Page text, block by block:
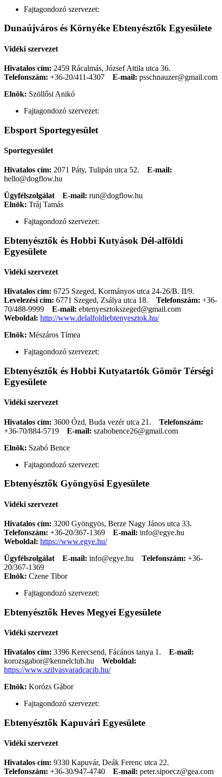
Fajtagondozó szervezet:
Dunaújváros és Környéke Ebtenyésztők Egyesülete
Vidéki szervezet
Hivatalos cím: 2459 Rácalmás, József Attila utca 36.
Telefonszám: +36-20/411-4307 E-mail: psschnauzer@gmail.com
Elnök: Szöllősi Anikó
Fajtagondozó szervezet:
Ebsport Sportegyesület
Sportegyesület
Hivatalos cím: 2071 Páty, Tulipán utca 52. E-mail:
hello@dogflow.hu
Ügyfélszolgálat
E-mail: run@dogflow.hu
Elnök: Tráj Tamás
Fajtagondozó szervezet:
Ebtenyésztők és Hobbi Kutyások Dél-alföldi
Egyesülete
Vidéki szervezet
Hivatalos cím: 6725 Szeged, Kormányos utca 24-26/B. II/9.
Levelezési cím: 6771 Szeged, Zsálya utca 18. Telefonszám: +36-
70/488-9999
E-mail: ebtenyesztokszeged@gmail.com
Weboldal: http://www.delalfoldiebtenyesztok.hu/
Elnök: Mészáros Tímea
Fajtagondozó szervezet:
Ebtenyésztők és Hobbi Kutyatartók Gömör Térségi
Egyesülete
Vidéki szervezet
Hivatalos cím: 3600 Ózd, Buda vezér utca 21. Telefonszám:
+36-70/884-5719
E-mail: szabobence26@gmail.com
Elnök: Szabó Bence
Fajtagondozó szervezet:
Ebtenyésztők Gyöngyösi Egyesülete
Vidéki szervezet
Hivatalos cím: 3200 Gyöngyös, Berze Nagy János utca 33.
Telefonszám: +36-20/367-1369 E-mail: info@egye.hu
Weboldal: https://www.egye.hu/
Ügyfélszolgálat
E-mail: info@egye.hu Telefonszám: +36-
20/367-1369
Elnök: Czene Tibor
Fajtagondozó szervezet:
Ebtenyésztők Heves Megyei Egyesülete
Vidéki szervezet
Hivatalos cím: 3396 Kerecsend, Fácános tanya 1. E-mail:
korozsgabor@kennelclub.hu
Weboldal:
https://www.szilvasvaradcacib.hu/
Elnök: Korózs Gábor
Fajtagondozó szervezet:
Ebtenyésztők Kapuvári Egyesülete
Vidéki szervezet
Hivatalos cím: 9330 Kapuvár, Deák Ferenc utca 22.
Telefonszám: +36-30/947-4740 E-mail: peter.sipoecz@gea.com